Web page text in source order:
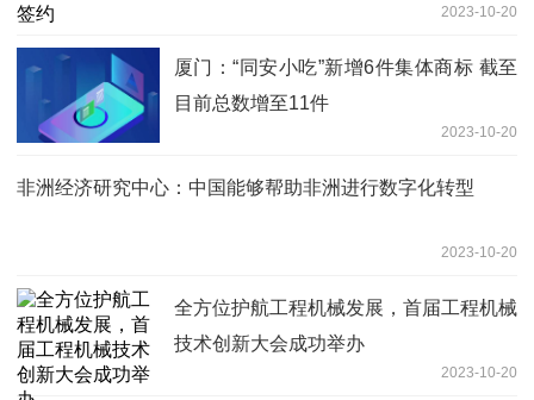
2023-10-20
厦门：“同安小吃”新增6件集体商标 截至
目前总数增至11件
2023-10-20
非洲经济研究中心：中国能够帮助非洲进行数字化转型
2023-10-20
全方位护航工程机械发展，首届工程机械
技术创新大会成功举办
2023-10-20